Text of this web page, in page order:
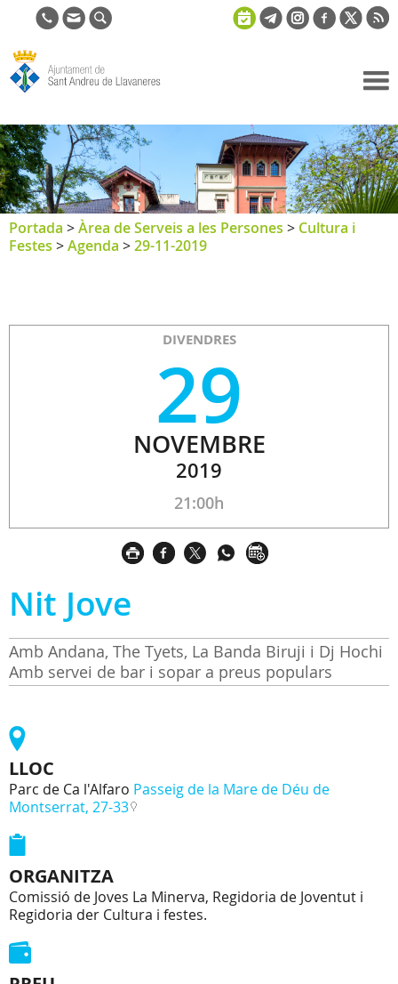
de Sant
Andreu de
Llavaneres
Portada >Àrea de Serveis a les Persones > Cultura i
Festes >Agenda >29-11-2019
DIVENDRES
29
NOVEMBRE
2019
21:00h
Nit Jove
Amb Andana, The Tyets, La Banda Biruji i Dj Hochi
Amb servei de bar i sopar a preus populars
LLOC
Parc de Ca l'Alfaro Passeig de la Mare de Déu de
Montserrat, 27-33
ORGANITZA
Comissió de Joves La Minerva, Regidoria de Joventut i
Regidoria der Cultura i festes.